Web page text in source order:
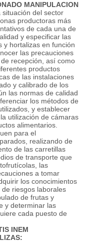
MANIPULACION
situación del sector
productoras más
de cada una de
y especificar las
y hortalizas en función
las precauciones
recepción, así como
productos
de las instalaciones
y calibrado de los
las normas de calidad
los métodos de
y establecer
utilización de cámaras
alimentarios.
para el
realizando de
de las carretillas
de transporte que
las
a tomar
los conocimientos
riesgos laborales
de frutas y
y determinar las
cada puesto de
INEM